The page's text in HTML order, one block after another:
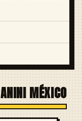
MÉXICO